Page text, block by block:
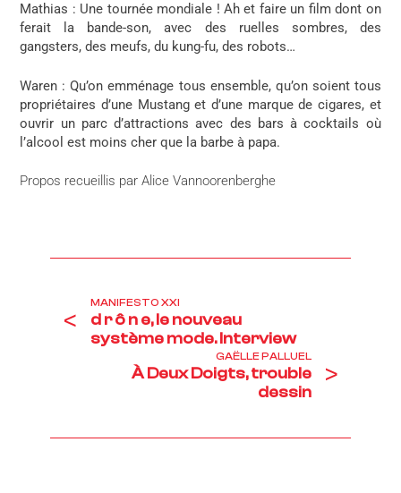
Mathias : Une tournée mondiale ! Ah et faire un film dont on
ferait la bande-son, avec des ruelles sombres, des
gangsters, des meufs, du kung-fu, des robots…
Waren : Qu’on emménage tous ensemble, qu’on soient tous
propriétaires d’une Mustang et d’une marque de cigares, et
ouvrir un parc d’attractions avec des bars à cocktails où
l’alcool est moins cher que la barbe à papa.
Propos recueillis par Alice Vannoorenberghe
<
MANIFESTO XXI
d r ô n e, le nouveau
système mode. Interview
GAËLLE PALLUEL
À Deux Doigts, trouble
dessin
>